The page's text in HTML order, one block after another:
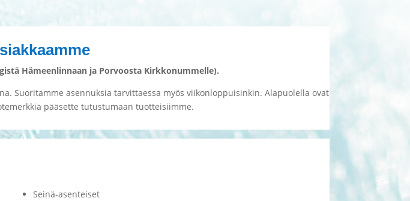
Hämeenlinnaan ja Porvoosta Kirkkonummelle).
Suoritamme asennuksia tarvittaessa myös viikonloppuisinkin. Alapuolella ovat
pääsette tutustumaan tuotteisiimme.
Seinä-asenteiset